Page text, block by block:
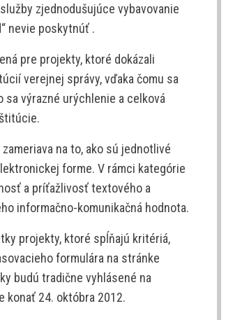
zjednodušujúce vybavovanie
nevie poskytnúť .
pre projekty, ktoré dokázali
verejnej správy, vďaka čomu sa
výrazné urýchlenie a celková
zameriava na to, ako sú jednotlivé
forme. V rámci kategórie
a príťažlivosť textového a
informačno-komunikačná hodnota.
projekty, ktoré spĺňajú kritériá,
formulára na stránke
budú tradične vyhlásené na
konať 24. októbra 2012.